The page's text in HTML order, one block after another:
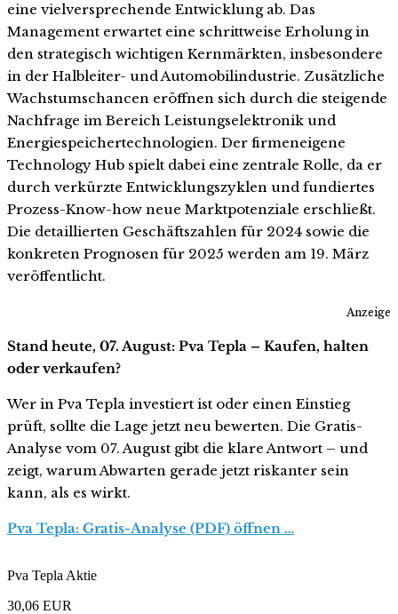
eine vielversprechende Entwicklung ab. Das
Management erwartet eine schrittweise Erholung in
den strategisch wichtigen Kernmärkten, insbesondere
in der Halbleiter- und Automobilindustrie. Zusätzliche
Wachstumschancen eröffnen sich durch die steigende
Nachfrage im Bereich Leistungselektronik und
Energiespeichertechnologien. Der firmeneigene
Technology Hub spielt dabei eine zentrale Rolle, da er
durch verkürzte Entwicklungszyklen und fundiertes
Prozess-Know-how neue Marktpotenziale erschließt.
Die detaillierten Geschäftszahlen für 2024 sowie die
konkreten Prognosen für 2025 werden am 19. März
veröffentlicht.
Anzeige
Stand heute, 07. August: Pva Tepla – Kaufen, halten
oder verkaufen?
Wer in Pva Tepla investiert ist oder einen Einstieg
prüft, sollte die Lage jetzt neu bewerten. Die Gratis-
Analyse vom 07. August gibt die klare Antwort – und
zeigt, warum Abwarten gerade jetzt riskanter sein
kann, als es wirkt.
Pva Tepla: Gratis-Analyse (PDF) öffnen …
Pva Tepla Aktie
30,06 EUR